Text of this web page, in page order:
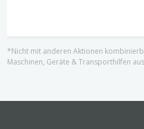
*Nicht mit anderen Aktionen
Maschinen, Geräte & Transporthilfen